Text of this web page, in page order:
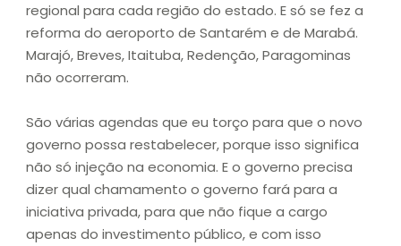
regional para cada região do estado. E só se fez a
reforma do aeroporto de Santarém e de Marabá.
Marajó, Breves, Itaituba, Redenção, Paragominas
não ocorreram.
São várias agendas que eu torço para que o novo
governo possa restabelecer, porque isso significa
não só injeção na economia. E o governo precisa
dizer qual chamamento o governo fará para a
iniciativa privada, para que não fique a cargo
apenas do investimento público, e com isso